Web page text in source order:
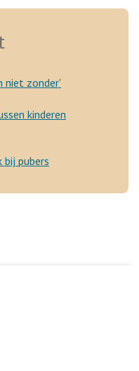
niet zonder'
kinderen
bij pubers